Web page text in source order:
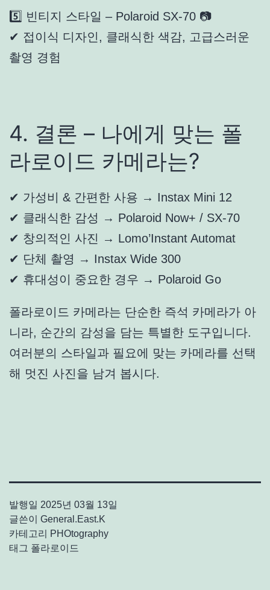
5️⃣ 빈티지 스타일 – Polaroid SX-70 📷
✔ 접이식 디자인, 클래식한 색감, 고급스러운
촬영 경험
4. 결론 – 나에게 맞는 폴
라로이드 카메라는?
✔ 가성비 & 간편한 사용 → Instax Mini 12
✔ 클래식한 감성 → Polaroid Now+ / SX-70
✔ 창의적인 사진 → Lomo’Instant Automat
✔ 단체 촬영 → Instax Wide 300
✔ 휴대성이 중요한 경우 → Polaroid Go
폴라로이드 카메라는 단순한 즉석 카메라가 아
니라, 순간의 감성을 담는 특별한 도구입니다.
여러분의 스타일과 필요에 맞는 카메라를 선택
해 멋진 사진을 남겨 봅시다.
발행일 2025년 03월 13일
글쓴이 General.East.K
카테고리
PHOtography
태그 폴라로이드